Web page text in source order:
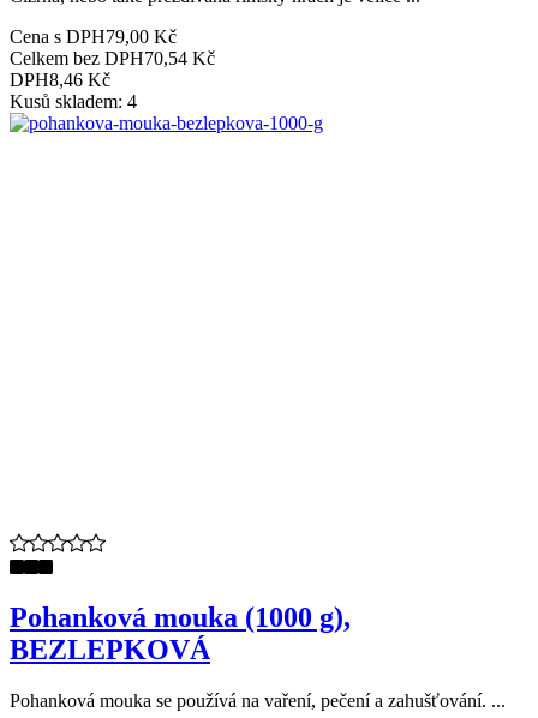
Cena s DPH79,00 Kč
Celkem bez DPH70,54 Kč
DPH8,46 Kč
Kusů skladem: 4
Pohanková mouka (1000 g),
BEZLEPKOVÁ
Pohanková mouka se používá na vaření, pečení a zahušťování. ...